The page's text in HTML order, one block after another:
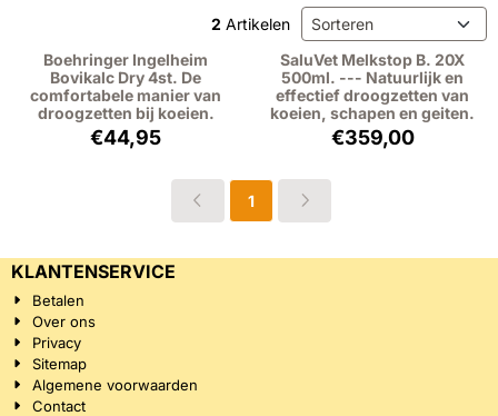
2 Artikelen Sorteermethode
Boehringer Ingelheim
Bovikalc Dry 4st. De
comfortabele manier van
droogzetten bij koeien.
Prijs: 44,95, exclusief btw: 41,24
€44,95
SaluVet Melkstop B. 20X
500ml. --- Natuurlijk en
effectief droogzetten van
koeien, schapen en geiten.
Prijs: 359,00,
€359,00
1
KLANTENSERVICE
Betalen
Over ons
Privacy
Sitemap
Algemene voorwaarden
Contact